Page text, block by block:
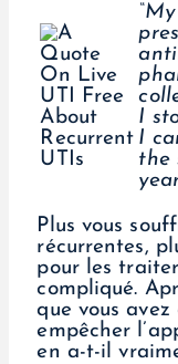
I
I
the
Plus vous
récurrentes,
pour les
compliqué.
que vous avez
empêcher
en a-t-il